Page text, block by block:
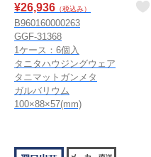
¥26,936 （税込み）
B960160000263
GGF-31368
1ケース：6個入
タニタハウジングウェア
タニマットガンメタ
ガルバリウム
100×88×57(mm)